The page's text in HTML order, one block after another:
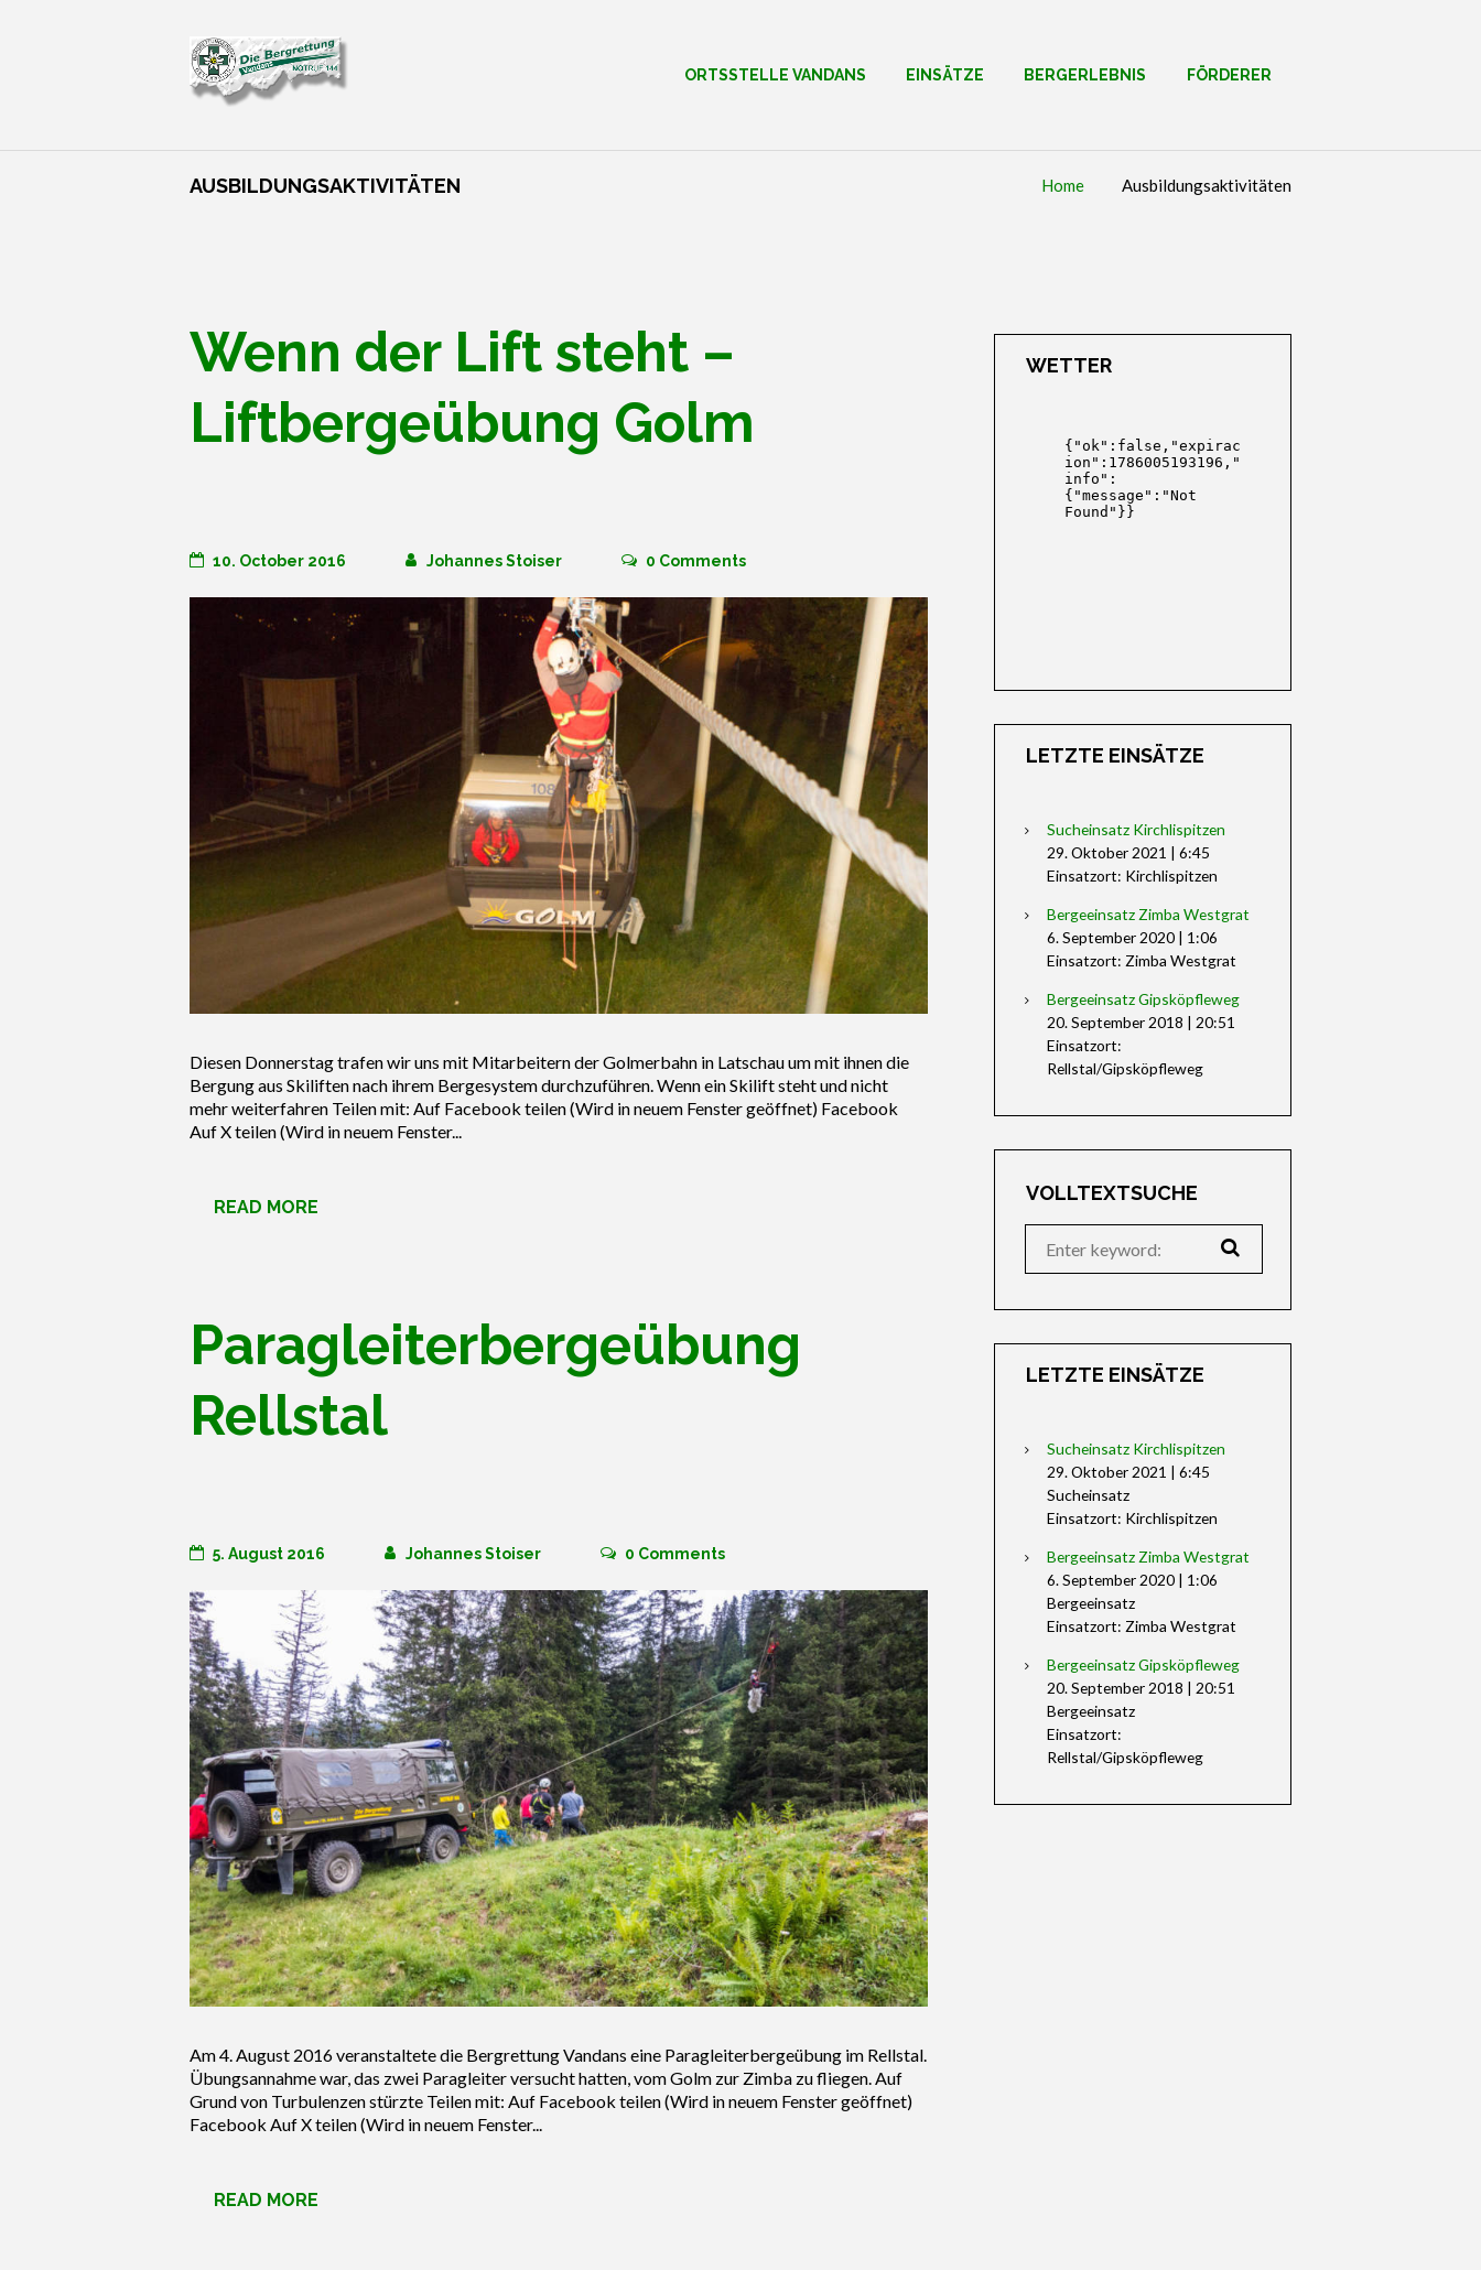
ORTSSTELLE VANDANS EINSÄTZE BERGERLEBNIS FÖRDERER
AUSBILDUNGSAKTIVITÄTEN Home Ausbildungsaktivitäten
Wenn der Lift steht –
Liftbergeübung Golm
10. October 2016 Johannes Stoiser 0 Comments
Diesen Donnerstag trafen wir uns mit Mitarbeitern der Golmerbahn in Latschau um mit ihnen die
Bergung aus Skiliften nach ihrem Bergesystem durchzuführen. Wenn ein Skilift steht und nicht
mehr weiterfahren Teilen mit: Auf Facebook teilen (Wird in neuem Fenster geöffnet) Facebook
Auf X teilen (Wird in neuem Fenster...
READ MORE
Paragleiterbergeübung
Rellstal
5. August 2016 Johannes Stoiser 0 Comments
Am 4. August 2016 veranstaltete die Bergrettung Vandans eine Paragleiterbergeübung im Rellstal.
Übungsannahme war, das zwei Paragleiter versucht hatten, vom Golm zur Zimba zu fliegen. Auf
Grund von Turbulenzen stürzte Teilen mit: Auf Facebook teilen (Wird in neuem Fenster geöffnet)
Facebook Auf X teilen (Wird in neuem Fenster...
READ MORE
WETTER
LETZTE EINSÄTZE
Sucheinsatz Kirchlispitzen
29. Oktober 2021 | 6:45
Einsatzort: Kirchlispitzen
Bergeeinsatz Zimba Westgrat
6. September 2020| 1:06
Einsatzort: Zimba Westgrat
Bergeeinsatz Gipsköpfleweg
20. September 2018 | 20:51
Einsatzort:
Rellstal/Gipsköpfleweg
VOLLTEXTSUCHE
LETZTE EINSÄTZE
Sucheinsatz Kirchlispitzen
29. Oktober 2021 | 6:45
Sucheinsatz
Einsatzort: Kirchlispitzen
Bergeeinsatz Zimba Westgrat
6. September 2020| 1:06
Bergeeinsatz
Einsatzort: Zimba Westgrat
Bergeeinsatz Gipsköpfleweg
20. September 2018 | 20:51
Bergeeinsatz
Einsatzort:
Rellstal/Gipsköpfleweg